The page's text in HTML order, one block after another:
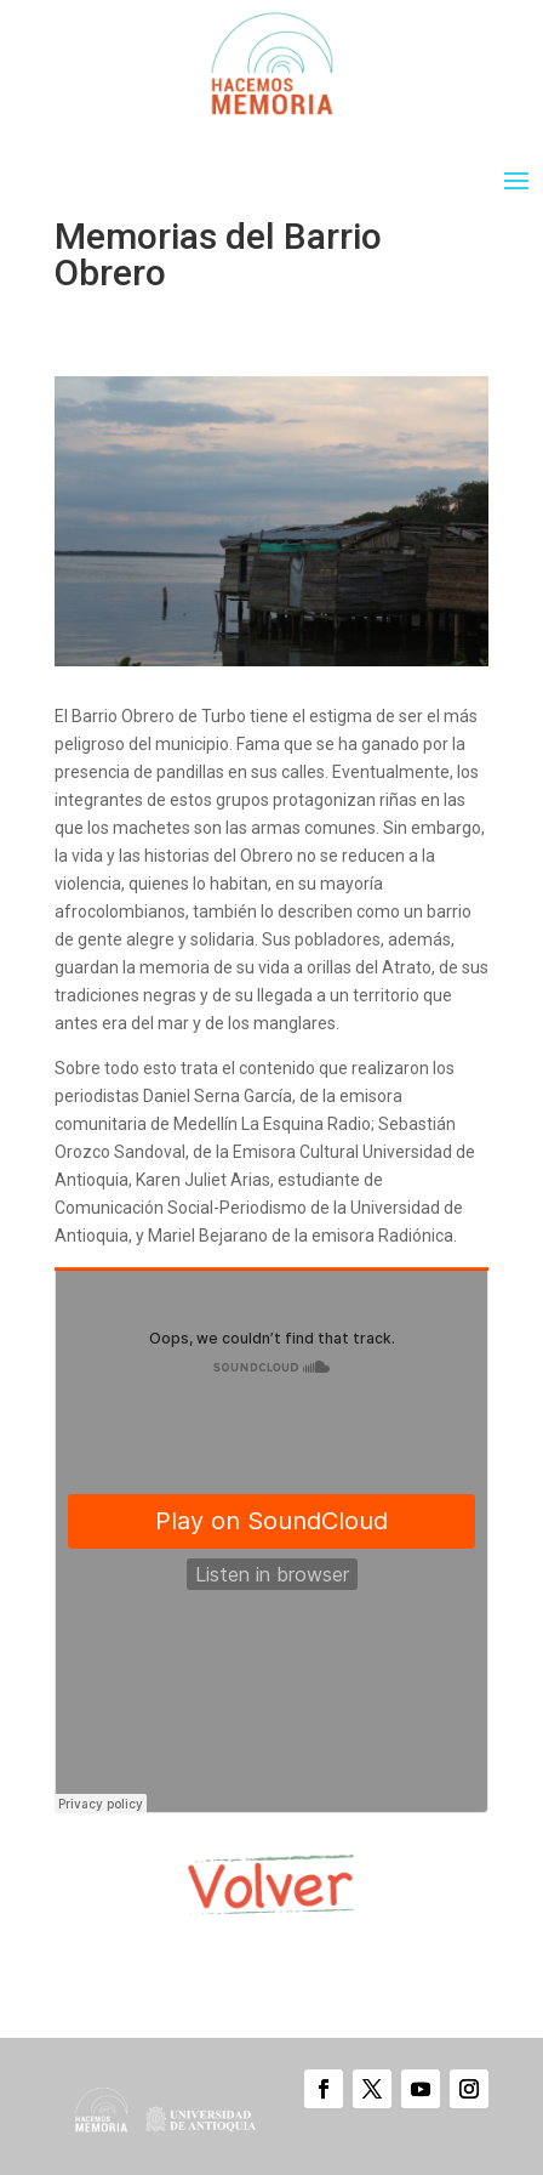
Memorias del Barrio
Obrero
El Barrio Obrero de Turbo tiene el estigma de ser el más
peligroso del municipio. Fama que se ha ganado por la
presencia de pandillas en sus calles. Eventualmente, los
integrantes de estos grupos protagonizan riñas en las
que los machetes son las armas comunes. Sin embargo,
la vida y las historias del Obrero no se reducen a la
violencia, quienes lo habitan, en su mayoría
afrocolombianos, también lo describen como un barrio
de gente alegre y solidaria. Sus pobladores, además,
guardan la memoria de su vida a orillas del Atrato, de sus
tradiciones negras y de su llegada a un territorio que
antes era del mar y de los manglares.
Sobre todo esto trata el contenido que realizaron los
periodistas Daniel Serna García, de la emisora
comunitaria de Medellín La Esquina Radio; Sebastián
Orozco Sandoval, de la Emisora Cultural Universidad de
Antioquia, Karen Juliet Arias, estudiante de
Comunicación Social-Periodismo de la Universidad de
Antioquia, y Mariel Bejarano de la emisora Radiónica.